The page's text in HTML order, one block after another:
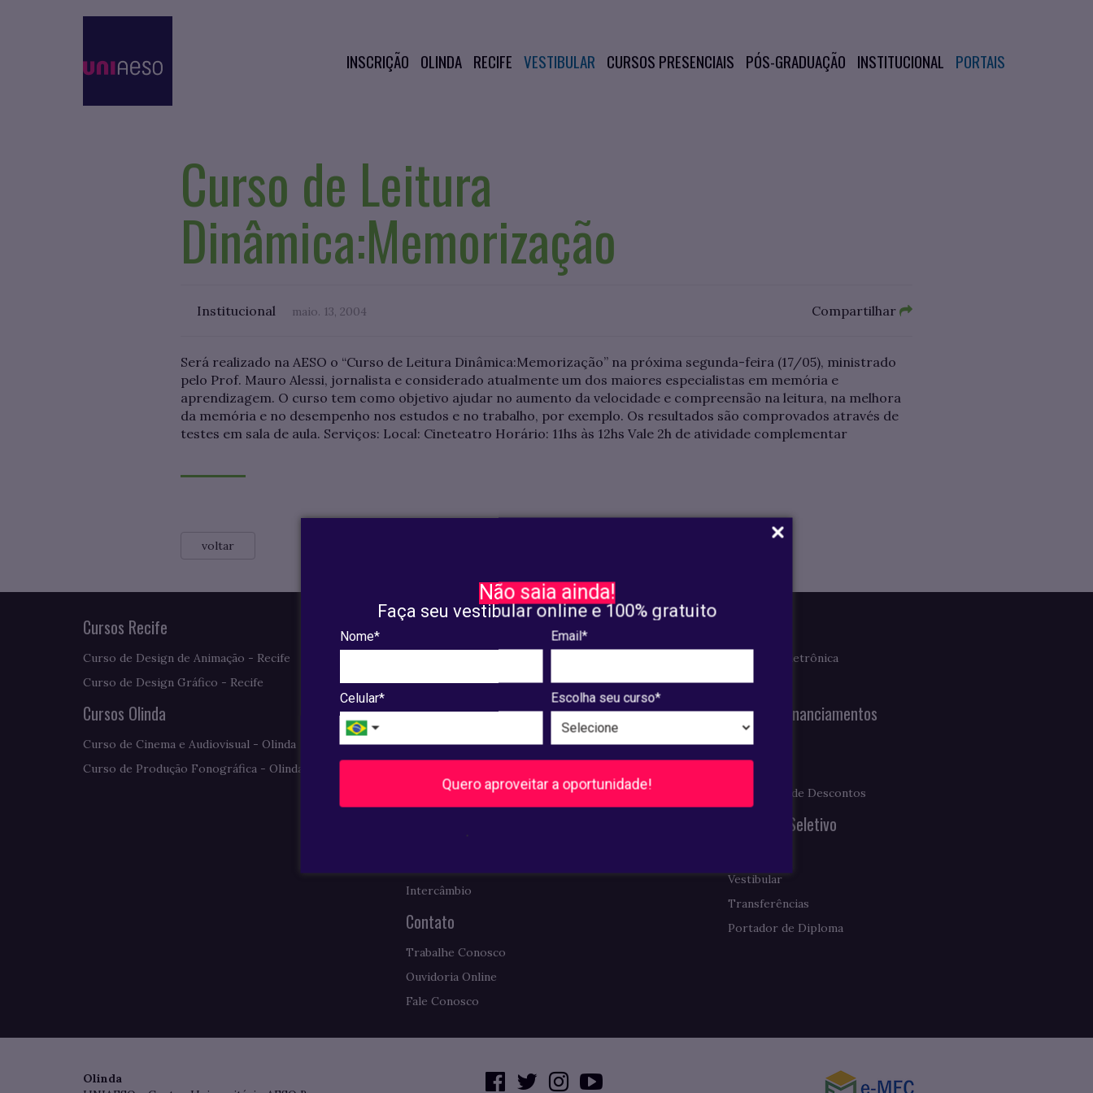
Não saia ainda!
Faça seu vestibular online e 100% gratuito
Nome* Email*
Celular* Escolha seu curso*
Quero aproveitar a oportunidade!
.
INSCRIÇÃO OLINDA RECIFE VESTIBULAR CURSOS PRESENCIAIS PÓS-GRADUAÇÃO INSTITUCIONAL PORTAIS
Curso de Leitura
Dinâmica:Memorização
Institucional maio. 13, 2004 Compartilhar
Será realizado na AESO o “Curso de Leitura Dinâmica:Memorização” na próxima segunda-feira (17/05), ministrado
pelo Prof. Mauro Alessi, jornalista e considerado atualmente um dos maiores especialistas em memória e
aprendizagem. O curso tem como objetivo ajudar no aumento da velocidade e compreensão na leitura, na melhora
da memória e no desempenho nos estudos e no trabalho, por exemplo. Os resultados são comprovados através de
testes em sala de aula. Serviços: Local: Cineteatro Horário: 11hs às 12hs Vale 2h de atividade complementar
voltar
Cursos Recife
Curso de Design de Animação - Recife
Curso de Design Gráfico - Recife
Cursos Olinda
Curso de Cinema e Audiovisual - Olinda
Curso de Produção Fonográfica - Olinda
Institucional
Biblioteca
Requerimentos de Diplomas
Intercâmbio
Contato
Trabalhe Conosco
Ouvidoria Online
Fale Conosco
Clipagem Eletrônica
Notícias
Bolsas e Financiamentos
Prouni
Programas de Descontos
Processo Seletivo
Vestibular
Transferências
Portador de Diploma
Olinda